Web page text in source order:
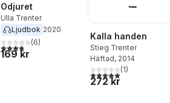
Odjuret
Ulla Trenter
Ljudbok 2020
3,8utav 5 stjärnor. Totalt antal röster:
(6)
169 kr
Kalla handen
Stieg Trenter
Häftad, 2014
5,0utav 5 stjärnor.
(1)
272 kr